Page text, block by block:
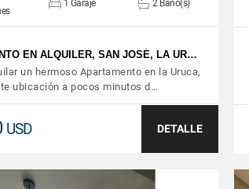
1 Garaje 2 Baño(s)
EN ALQUILER, SAN JOSÉ, LA UR…
un hermoso Apartamento en la Uruca,
ubicación a pocos minutos d…
USD DETALLE